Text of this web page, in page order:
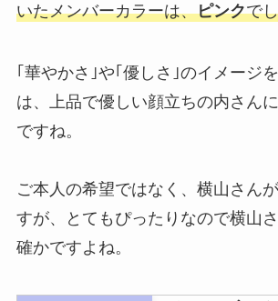
いたメンバーカラーは、ピンクで
｢華やかさ｣や｢優しさ｣のイメージ
は、上品で優しい顔立ちの内さん
ですね。
ご本人の希望ではなく、横山さん
すが、とてもぴったりなので横山
確かですよね。